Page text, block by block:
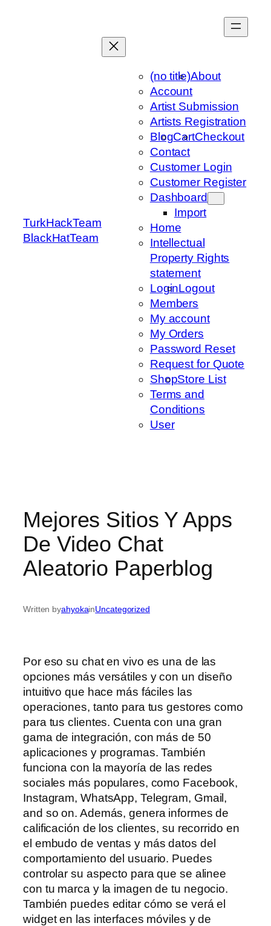
TurkHackTeam
BlackHatTeam
(no title)About
Account
Artist Submission
Artists Registration
BlogCartCheckout
Contact
Customer Login
Customer Register
Dashboard
Import
Home
Intellectual
Property Rights
statement
LoginLogout
Members
My account
My Orders
Password Reset
Request for Quote
ShopStore List
Terms and
Conditions
User
Mejores Sitios Y Apps
De Video Chat
Aleatorio Paperblog
Written byahyokainUncategorized
Por eso su chat en vivo es una de las
opciones más versátiles y con un diseño
intuitivo que hace más fáciles las
operaciones, tanto para tus gestores como
para tus clientes. Cuenta con una gran
gama de integración, con más de 50
aplicaciones y programas. También
funciona con la mayoría de las redes
sociales más populares, como Facebook,
Instagram, WhatsApp, Telegram, Gmail,
and so on. Además, genera informes de
calificación de los clientes, su recorrido en
el embudo de ventas y más datos del
comportamiento del usuario. Puedes
controlar su aspecto para que se alinee
con tu marca y la imagen de tu negocio.
También puedes editar cómo se verá el
widget en las interfaces móviles y de